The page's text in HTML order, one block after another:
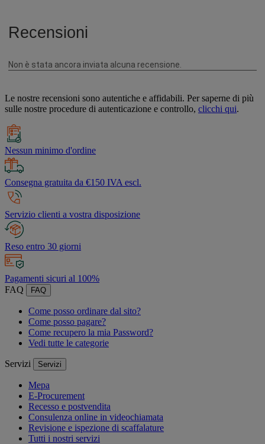
Le nostre recensioni sono autentiche e affidabili. Per saperne di più
sulle nostre procedure di autenticazione e controllo, clicchi qui.
Nessun minimo d'ordine
Consegna gratuita da €150 IVA escl.
Servizio clienti a vostra disposizione
Reso entro 30 giorni
Pagamenti sicuri al 100%
FAQ
FAQ
Come posso ordinare dal sito?
Come posso pagare?
Come recupero la mia Password?
Vedi tutte le categorie
Servizi Servizi
Mepa
E-Procurement
Recesso e postvendita
Consulenza online in videochiamata
Revisione e ispezione di scaffalature
Tutti i nostri servizi